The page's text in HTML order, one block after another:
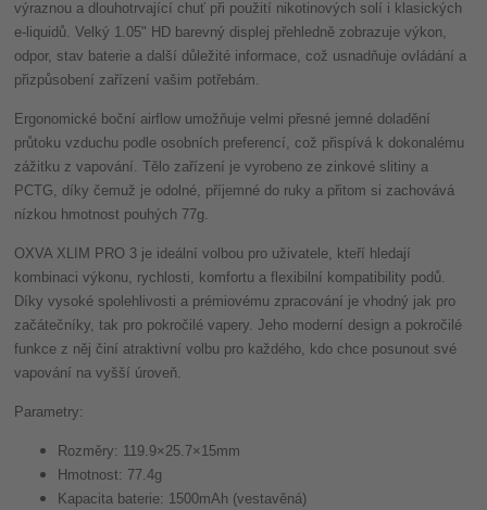
výraznou a dlouhotrvající chuť při použití nikotinových solí i klasických
e-liquidů. Velký 1.05" HD barevný displej přehledně zobrazuje výkon,
odpor, stav baterie a další důležité informace, což usnadňuje ovládání a
přizpůsobení zařízení vašim potřebám.
Ergonomické boční airflow umožňuje velmi přesné jemné doladění
průtoku vzduchu podle osobních preferencí, což přispívá k dokonalému
zážitku z vapování. Tělo zařízení je vyrobeno ze zinkové slitiny a
PCTG, díky čemuž je odolné, příjemné do ruky a přitom si zachovává
nízkou hmotnost pouhých 77g.
OXVA XLIM PRO 3 je ideální volbou pro uživatele, kteří hledají
kombinaci výkonu, rychlosti, komfortu a flexibilní kompatibility podů.
Díky vysoké spolehlivosti a prémiovému zpracování je vhodný jak pro
začátečníky, tak pro pokročilé vapery. Jeho moderní design a pokročilé
funkce z něj činí atraktivní volbu pro každého, kdo chce posunout své
vapování na vyšší úroveň.
Parametry:
Rozměry: 119.9×25.7×15mm
Hmotnost: 77.4g
Kapacita baterie: 1500mAh (vestavěná)